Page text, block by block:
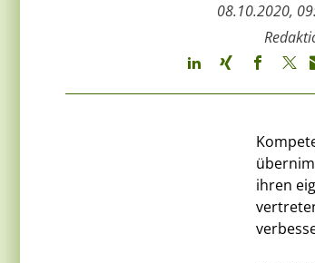
08.10.2020,
ihren